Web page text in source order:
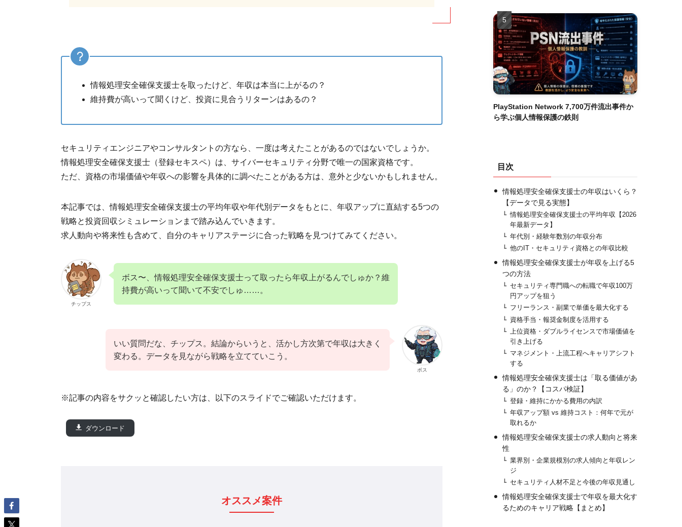
情報処理安全確保支援士を取ったけど、年収は本当に上がるの？
維持費が高いって聞くけど、投資に見合うリターンはあるの？
セキュリティエンジニアやコンサルタントの方なら、一度は考えたことがあるのではないでしょうか。
情報処理安全確保支援士（登録セキスペ）は、サイバーセキュリティ分野で唯一の国家資格です。
ただ、資格の市場価値や年収への影響を具体的に調べたことがある方は、意外と少ないかもしれません。
本記事では、情報処理安全確保支援士の平均年収や年代別データをもとに、年収アップに直結する5つの
戦略と投資回収シミュレーションまで踏み込んでいきます。
求人動向や将来性も含めて、自分のキャリアステージに合った戦略を見つけてみてください。
チップス
ボス〜、情報処理安全確保支援士って取ったら年収上がるんでしゅか？維
持費が高いって聞いて不安でしゅ……。
ボス
いい質問だな、チップス。結論からいうと、活かし方次第で年収は大きく
変わる。データを見ながら戦略を立てていこう。
※記事の内容をサクッと確認したい方は、以下のスライドでご確認いただけます。
ダウンロード
オススメ案件
PlayStation Network 7,700万件流出事件か
ら学ぶ個人情報保護の鉄則
目次
情報処理安全確保支援士の年収はいくら？
【データで見る実態】
情報処理安全確保支援士の平均年収【2026
年最新データ】
年代別・経験年数別の年収分布
他のIT・セキュリティ資格との年収比較
情報処理安全確保支援士が年収を上げる5
つの方法
セキュリティ専門職への転職で年収100万
円アップを狙う
フリーランス・副業で単価を最大化する
資格手当・報奨金制度を活用する
上位資格・ダブルライセンスで市場価値を
引き上げる
マネジメント・上流工程へキャリアシフト
する
情報処理安全確保支援士は「取る価値があ
る」のか？【コスパ検証】
登録・維持にかかる費用の内訳
年収アップ額 vs 維持コスト：何年で元が
取れるか
情報処理安全確保支援士の求人動向と将来
性
業界別・企業規模別の求人傾向と年収レン
ジ
セキュリティ人材不足と今後の年収見通し
情報処理安全確保支援士で年収を最大化す
るためのキャリア戦略【まとめ】